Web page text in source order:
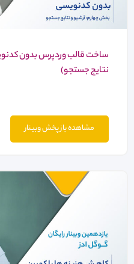
ساخت قالب وردپرس بدون
نتایج جستجو)
مشاهده باز پخش وبینار